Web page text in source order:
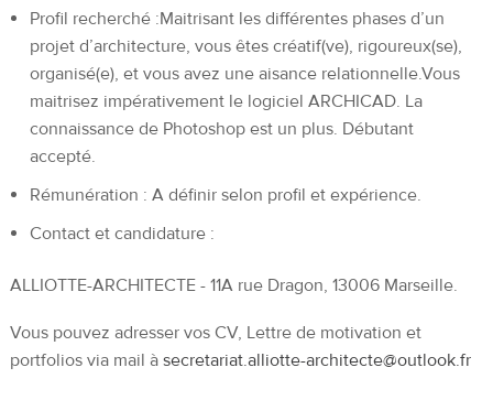
Profil recherché :Maitrisant les différentes phases d’un
projet d’architecture, vous êtes créatif(ve), rigoureux(se),
organisé(e), et vous avez une aisance relationnelle.Vous
maitrisez impérativement le logiciel ARCHICAD. La
connaissance de Photoshop est un plus. Débutant
accepté.
Rémunération : A définir selon profil et expérience.
Contact et candidature :
ALLIOTTE-ARCHITECTE - 11A rue Dragon, 13006 Marseille.
Vous pouvez adresser vos CV, Lettre de motivation et
portfolios via mail à secretariat.alliotte-architecte@outlook.fr